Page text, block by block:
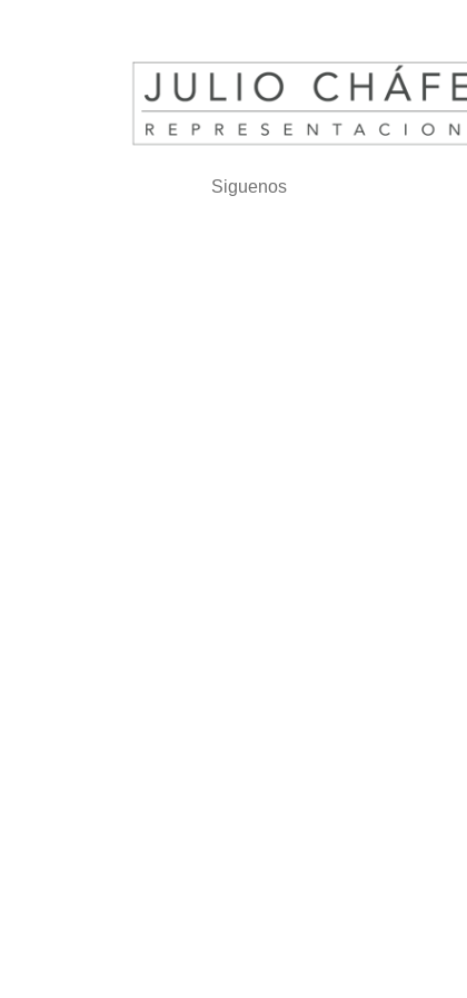
Siguenos